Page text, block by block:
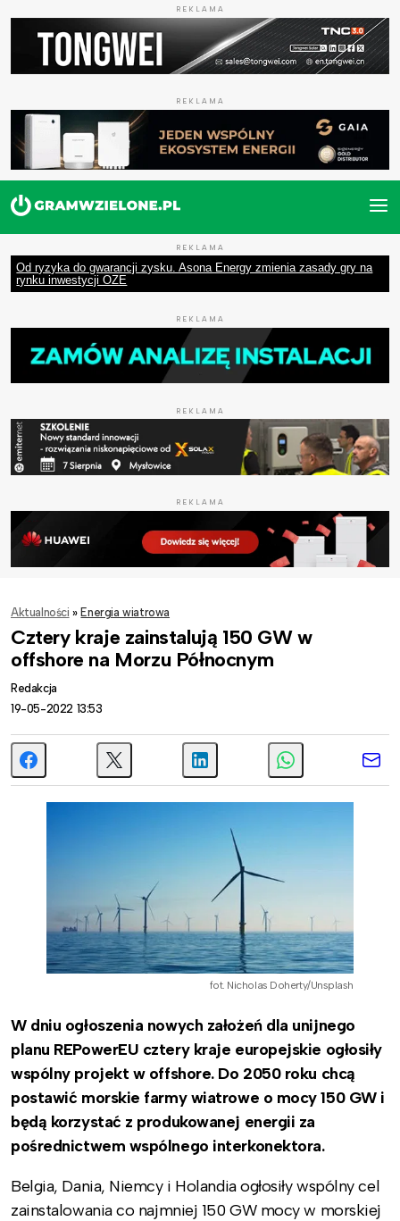
REKLAMA
REKLAMA
REKLAMA
Od ryzyka do gwarancji zysku. Asona Energy zmienia zasady gry na
rynku inwestycji OZE
REKLAMA
REKLAMA
REKLAMA
Aktualności » Energia wiatrowa
Cztery kraje zainstalują 150 GW w
offshore na Morzu Północnym
Redakcja
19-05-2022 13:53
fot. Nicholas Doherty/Unsplash
W dniu ogłoszenia nowych założeń dla unijnego
planu REPowerEU cztery kraje europejskie ogłosiły
wspólny projekt w offshore. Do 2050 roku chcą
postawić morskie farmy wiatrowe o mocy 150 GW i
będą korzystać z produkowanej energii za
pośrednictwem wspólnego interkonektora.
Belgia, Dania, Niemcy i Holandia ogłosiły wspólny cel
zainstalowania co najmniej 150 GW mocy w morskiej